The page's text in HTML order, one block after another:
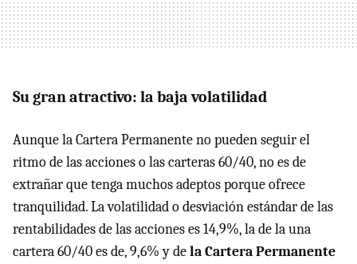
Su gran atractivo: la baja volatilidad
Aunque la Cartera Permanente no pueden seguir el
ritmo de las acciones o las carteras 60/40, no es de
extrañar que tenga muchos adeptos porque ofrece
tranquilidad. La volatilidad o desviación estándar de las
rentabilidades de las acciones es 14,9%, la de la una
cartera 60/40 es de, 9,6% y dela Cartera Permanente